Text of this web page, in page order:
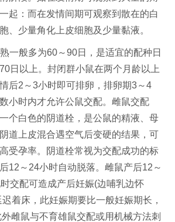
起：而在发情间期可观察到散在的白
、少量角化上皮细胞及少量黏液。
一般多为60～90日，是适宜的配种日
日以上。封闭群小鼠在两个月龄以上
后2～3小时即可排卵，排卵期3～4
小时内才允许公鼠交配。雌鼠交配
个白色的阴道栓，是公鼠的精液、母
道上皮混合遇空气后变硬的结果，可
受孕率。阴道栓常视为交配成功的标
12～24小时自动脱落。雌鼠产后12～
交配可造成产后妊娠(边哺乳边怀
着床，此妊娠期要比一般妊娠期长，
雌鼠与不育雄鼠交配或用机械方法刺